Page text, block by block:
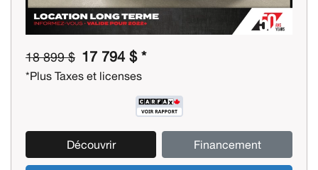
18 899 $ 17 794 $ *
*Plus Taxes et licenses
Découvrir Financement